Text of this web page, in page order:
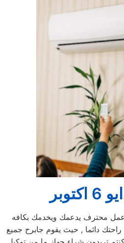
محترف يدعمك ويخدمك بكافه
دائما , حيث يقوم جابرح جميع